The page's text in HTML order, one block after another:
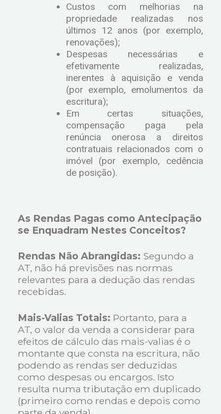
Custos com melhorias na
propriedade realizadas nos
últimos 12 anos (por exemplo,
renovações);
Despesas necessárias e
efetivamente realizadas,
inerentes à aquisição e venda
(por exemplo, emolumentos da
escritura);
Em certas situações,
compensação paga pela
renúncia onerosa a direitos
contratuais relacionados com o
imóvel (por exemplo, cedência
de posição).
As Rendas Pagas como Antecipação
se Enquadram Nestes Conceitos?
Rendas Não Abrangidas: Segundo a
AT, não há previsões nas normas
relevantes para a dedução das rendas
recebidas.
Mais-Valias Totais: Portanto, para a
AT, o valor da venda a considerar para
efeitos de cálculo das mais-valias é o
montante que consta na escritura, não
podendo as rendas ser deduzidas
como despesas ou encargos. Isto
resulta numa tributação em duplicado
(primeiro como rendas e depois como